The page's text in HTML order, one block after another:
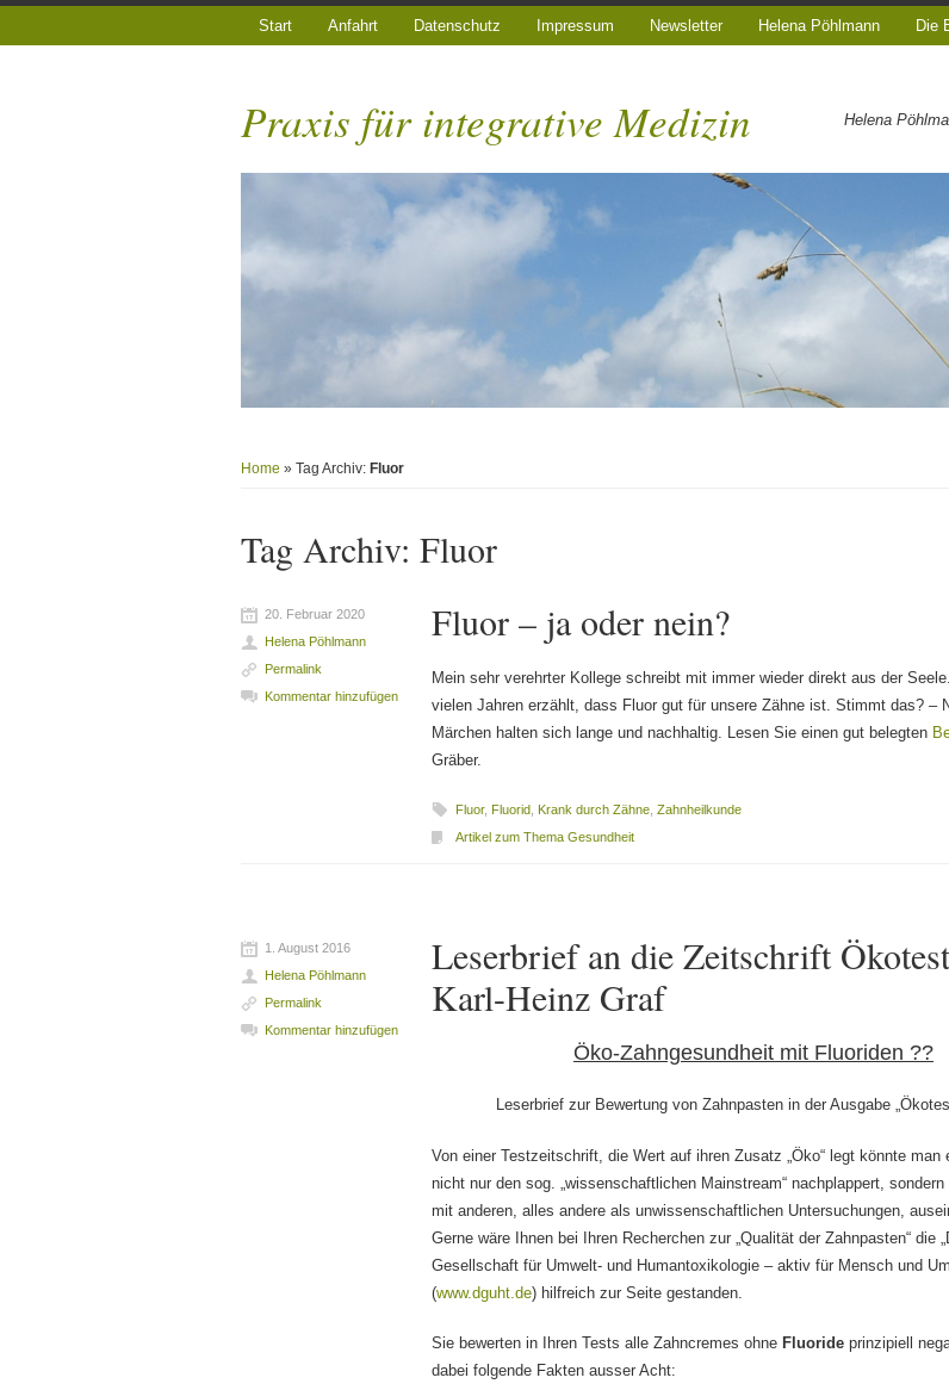
Start Anfahrt Datenschutz Impressum Newsletter Helena Pöhlmann Die
Praxis für integrative Medizin Helena
Home » Tag Archiv: Fluor
Tag Archiv:Fluor
Fluor – ja oder nein?
Mein sehr verehrter Kollege schreibt mit immer wieder direkt aus der
vielen Jahren erzählt, dass Fluor gut für unsere Zähne ist. Stimmt das? –
Märchen halten sich lange und nachhaltig. Lesen Sie einen gut belegten
Gräber.
Fluor, Fluorid, Krank durch Zähne,Zahnheilkunde
Artikel zum Thema Gesundheit
20. Februar 2020
Helena Pöhlmann
Permalink
Kommentar hinzufügen
Leserbrief an die Zeitschrift
Karl-Heinz Graf
Öko-Zahngesundheit mit Fluoriden ??
Leserbrief zur Bewertung von Zahnpasten in der Ausgabe
Von einer Testzeitschrift, die Wert auf ihren Zusatz „Öko“ legt könnte man
nicht nur den sog. „wissenschaftlichen Mainstream“ nachplappert,
mit anderen, alles andere als unwissenschaftlichen Untersuchungen,
Gerne wäre Ihnen bei Ihren Recherchen zur „Qualität der Zahnpasten“ die
Gesellschaft für Umwelt- und Humantoxikologie – aktiv für Mensch und
(www.dguht.de) hilfreich zur Seite gestanden.
Sie bewerten in Ihren Tests alle Zahncremes ohne Fluoride prinzipiell
dabei folgende Fakten ausser Acht:
1. August 2016
Helena Pöhlmann
Permalink
Kommentar hinzufügen